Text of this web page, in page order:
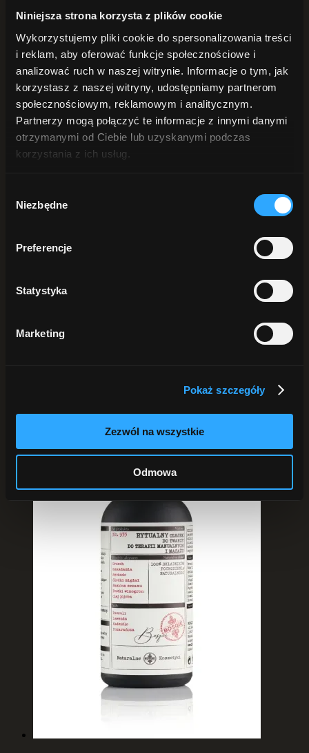
Niniejsza strona korzysta z plików cookie
Wykorzystujemy pliki cookie do spersonalizowania treści
i reklam, aby oferować funkcje społecznościowe i
analizować ruch w naszej witrynie. Informacje o tym, jak
korzystasz z naszej witryny, udostępniamy partnerom
społecznościowym, reklamowym i analitycznym.
Partnerzy mogą połączyć te informacje z innymi danymi
otrzymanymi od Ciebie lub uzyskanymi podczas
korzystania z ich usług.
zgody
Niezbędne
Preferencje
Statystyka
Marketing
Pokaż szczegóły
Zezwól na wszystkie
Odmowa
Żele pod prysznic
Peelingi do ciała
Płyn intymny
DŁONIE i STOPY
Mydła do rąk
Kremy do rąk
Peelingi do rąk
Do stóp
ANTYPERSPIRANTY
DO BRODY
Szukaj
Sortuj:
Sortuj:
Pokaż
Pokaż